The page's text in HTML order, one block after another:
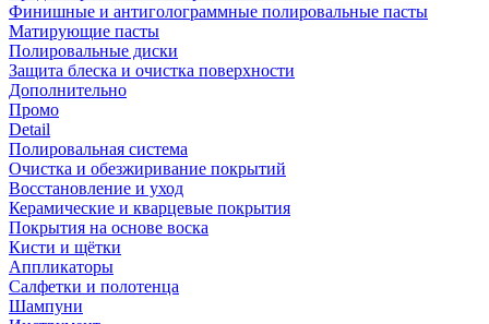
Финишные и антиголограммные полировальные пасты
Матирующие пасты
Полировальные диски
Защита блеска и очистка поверхности
Дополнительно
Промо
Detail
Полировальная система
Очистка и обезжиривание покрытий
Восстановление и уход
Керамические и кварцевые покрытия
Покрытия на основе воска
Кисти и щётки
Аппликаторы
Салфетки и полотенца
Шампуни